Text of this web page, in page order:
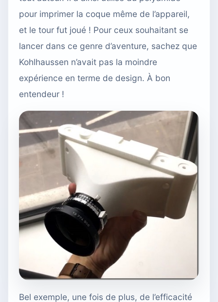
pour imprimer la coque même de l’appareil,
et le tour fut joué ! Pour ceux souhaitant se
lancer dans ce genre d’aventure, sachez que
Kohlhaussen n’avait pas la moindre
expérience en terme de design. À bon
entendeur !
Bel exemple, une fois de plus, de l’efficacité